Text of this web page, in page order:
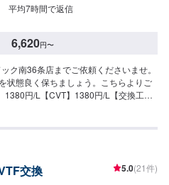
平均7時間で返信
6,620円〜
ク南36条店までご依頼くださいませ。
状態良く保ちましょう。こちらよりご
1380円/L【CVT】1380円/L【交換工
交換 5.0(21件)